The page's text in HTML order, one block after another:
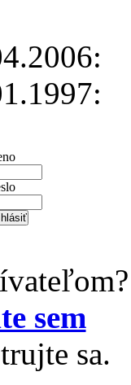
sem
sa.